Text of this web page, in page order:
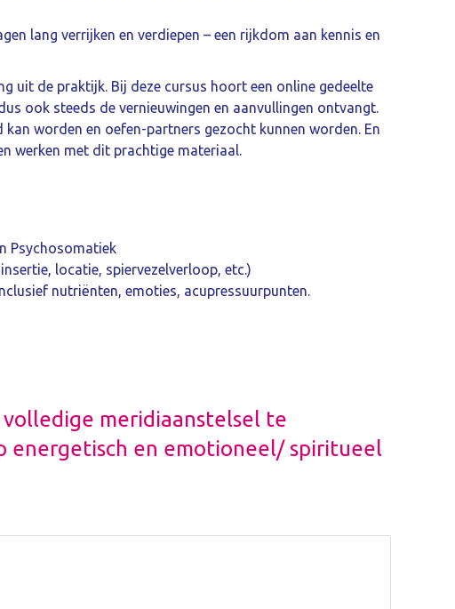
lang verrijken en verdiepen – een rijkdom aan kennis en
uit de praktijk. Bij deze cursus hoort een online gedeelte
ook steeds de vernieuwingen en aanvullingen ontvangt.
worden en oefen-partners gezocht kunnen worden. En
werken met dit prachtige materiaal.
Psychosomatiek
locatie, spiervezelverloop, etc.)
nutriënten, emoties, acupressuurpunten.
meridiaanstelsel te
energetisch en emotioneel/ spiritueel